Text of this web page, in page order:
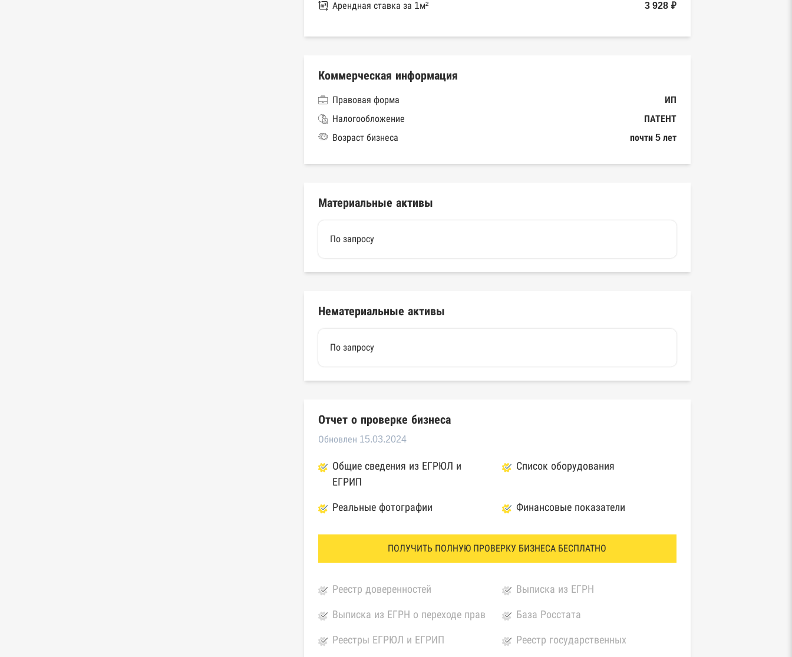
Арендная ставка за 1м²
3 928 ₽
Коммерческая информация
Правовая форма
ИП
Налогообложение
ПАТЕНТ
Возраст бизнеса
почти 5 лет
Материальные активы
По запросу
Нематериальные активы
По запросу
Отчет о проверке бизнеса
Обновлен 15.03.2024
Общие сведения из ЕГРЮЛ и
ЕГРИП
Список оборудования
Реальные фотографии Финансовые показатели
ПОЛУЧИТЬ ПОЛНУЮ ПРОВЕРКУ БИЗНЕСА БЕСПЛАТНО
Реестр доверенностей Выписка из ЕГРН
Выписка из ЕГРН о переходе прав База Росстата
Реестры ЕГРЮЛ и ЕГРИП
Реестр государственных